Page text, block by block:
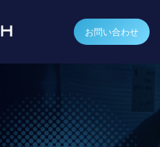
お問い合わせ